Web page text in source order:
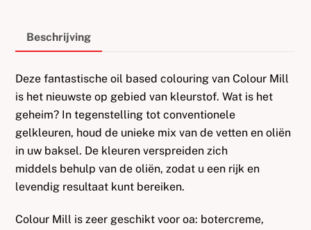
Beschrijving
Deze fantastische oil based colouring van Colour Mill
is het nieuwste op gebied van kleurstof. Wat is het
geheim? In tegenstelling tot conventionele
gelkleuren, houd de unieke mix van de vetten en oliën
in uw baksel. De kleuren verspreiden zich
middels behulp van de oliën, zodat u een rijk en
levendig resultaat kunt bereiken.
Colour Mill is zeer geschikt voor oa: botercreme,